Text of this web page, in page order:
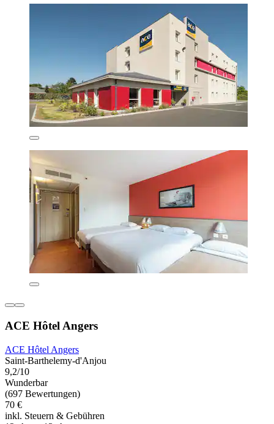
ACE Hôtel Angers
ACE Hôtel Angers
Saint-Barthelemy-d'Anjou
9,2/10
Wunderbar
(697 Bewertungen)
70 €
inkl. Steuern & Gebühren